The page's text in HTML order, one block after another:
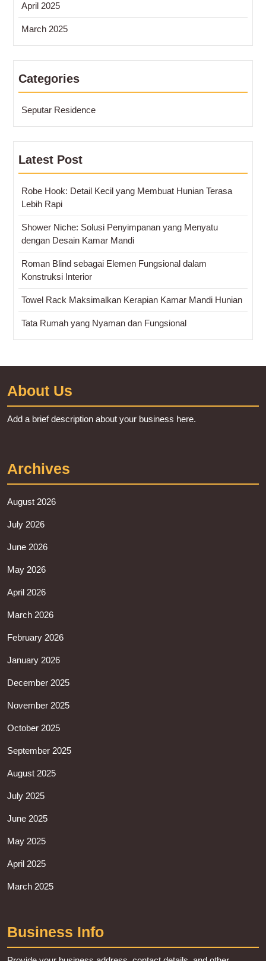
April 2025
March 2025
Categories
Seputar Residence
Latest Post
Robe Hook: Detail Kecil yang Membuat Hunian Terasa
Lebih Rapi
Shower Niche: Solusi Penyimpanan yang Menyatu
dengan Desain Kamar Mandi
Roman Blind sebagai Elemen Fungsional dalam
Konstruksi Interior
Towel Rack Maksimalkan Kerapian Kamar Mandi Hunian
Tata Rumah yang Nyaman dan Fungsional
About Us
Add a brief description about your business here.
Archives
August 2026
July 2026
June 2026
May 2026
April 2026
March 2026
February 2026
January 2026
December 2025
November 2025
October 2025
September 2025
August 2025
July 2025
June 2025
May 2025
April 2025
March 2025
Business Info